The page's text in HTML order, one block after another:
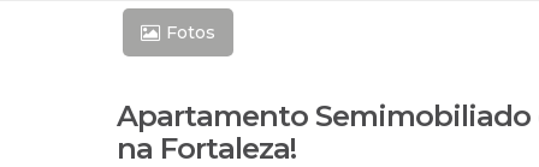
Fotos
Apartamento Semimobiliado
na Fortaleza!